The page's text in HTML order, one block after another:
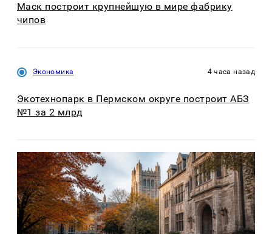
Маск построит крупнейшую в мире фабрику
чипов
Экономика 4 часа назад
Экотехнопарк в Пермском округе построит АБЗ
№1 за 2 млрд